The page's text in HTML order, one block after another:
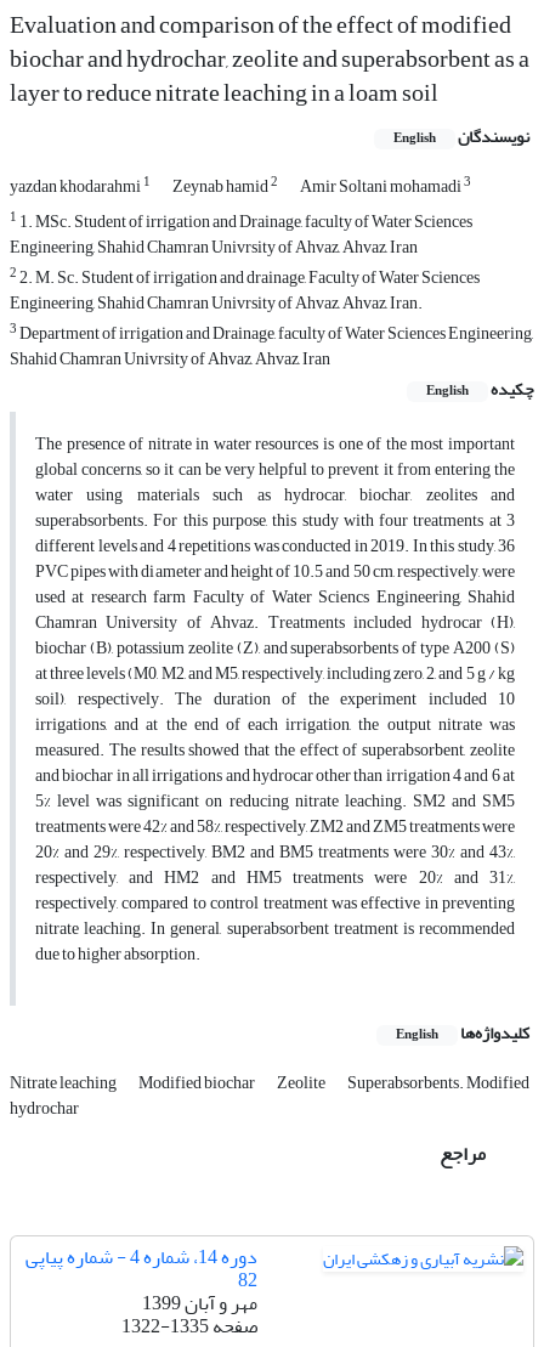
Evaluation and comparison of the effect of modified
biochar and hydrochar, zeolite and superabsorbent as a
layer to reduce nitrate leaching in a loam soil
نویسندگان English
yazdan khodarahmi1 Zeynab hamid2 Amir Soltani mohamadi3
1 1. MSc. Student of irrigation and Drainage, faculty of Water Sciences
Engineering, Shahid Chamran Univrsity of Ahvaz, Ahvaz, Iran
22. M. Sc. Student of irrigation and drainage, Faculty of Water Sciences
Engineering, Shahid Chamran Univrsity of Ahvaz, Ahvaz, Iran.
3Department of irrigation and Drainage, faculty of Water Sciences Engineering,
Shahid Chamran Univrsity of Ahvaz, Ahvaz, Iran
چکیده
English
The presence of nitrate in water resources is one of the most important
global concerns, so it can be very helpful to prevent it from entering the
water using materials such as hydrocar, biochar, zeolites and
superabsorbents. For this purpose, this study with four treatments at 3
different levels and 4 repetitions was conducted in 2019. In this study, 36
PVC pipes with diameter and height of 10.5 and 50 cm, respectively, were
used at research farm Faculty of Water Sciencs Engineering, Shahid
Chamran University of Ahvaz. Treatments included hydrocar (H),
biochar (B), potassium zeolite (Z), and superabsorbents of type A200 (S)
at three levels (M0, M2, and M5, respectively, including zero, 2, and 5 g / kg
soil), respectively. The duration of the experiment included 10
irrigations, and at the end of each irrigation, the output nitrate was
measured. The results showed that the effect of superabsorbent, zeolite
and biochar in all irrigations and hydrocar other than irrigation 4 and 6 at
5% level was significant on reducing nitrate leaching. SM2 and SM5
treatments were 42% and 58%, respectively, ZM2 and ZM5 treatments were
20% and 29%, respectively, BM2 and BM5 treatments were 30% and 43%,
respectively, and HM2 and HM5 treatments were 20% and 31%,
respectively, compared to control treatment was effective in preventing
nitrate leaching. In general, superabsorbent treatment is recommended
due to higher absorption.
کلیدواژه‌ها English
Nitrate leaching Modified biochar Zeolite Superabsorbents. Modified
hydrochar
مراجع
دوره 14، شماره 4 - شماره پیاپی
82
مهر و آبان 1399
صفحه1322-1335